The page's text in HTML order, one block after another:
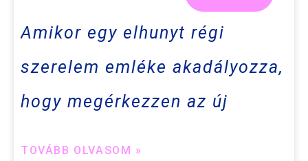
Amikor egy elhunyt régi
szerelem emléke akadályozza,
hogy megérkezzen az új
TOVÁBB OLVASOM »